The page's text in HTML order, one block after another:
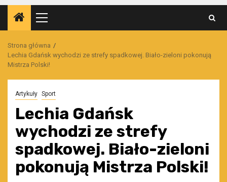
Menu
główne
Strona główna
Lechia Gdańsk wychodzi ze strefy spadkowej. Biało-zieloni pokonują
Mistrza Polski!
Artykuły Sport
Lechia Gdańsk
wychodzi ze strefy
spadkowej. Biało-zieloni
pokonują Mistrza Polski!